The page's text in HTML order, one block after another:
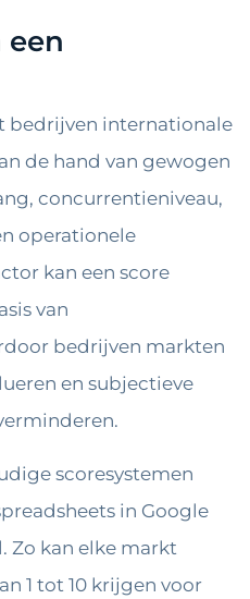
een
bedrijven internationale
de hand van gewogen
concurrentieniveau,
operationele
kan een score
van
bedrijven markten
en subjectieve
scoresystemen
in Google
Zo kan elke markt
1 tot 10 krijgen voor